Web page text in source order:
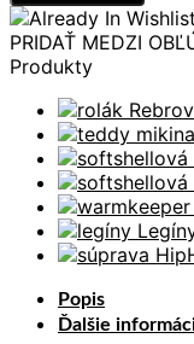
nohavice
JEANSOVO
MODRÉ
PRIDAŤ MEDZI
Produkty
Popis
Ďalšie